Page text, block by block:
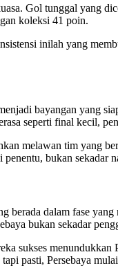
Gol tunggal yang
koleksi 41 poin.
inilah yang
bayangan yang
seperti final kecil,
melawan tim yang
bukan sekadar
dalam fase
bukan sekadar
sukses
pasti, Persebaya